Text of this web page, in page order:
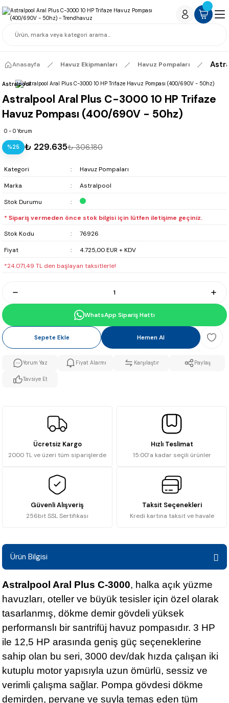
Anasayfa Havuz Ekipmanları Havuz Pompaları
Astralpool
Astralpool Aral Plus C-3000 10 HP Trifaze
Havuz Pompası (400/690V - 50hz)
0 - 0 Yorum
%25 ₺ 229.635₺ 306.180
Kategori
Havuz Pompaları
Marka
Astralpool
Stok Durumu
* Sipariş vermeden önce stok bilgisi için lütfen iletişime geçiniz.
Stok Kodu
76926
Fiyat
4.725,00 EUR + KDV
*24.071,49 TL den başlayan taksitlerle!
WhatsApp Sipariş Hattı
Sepete Ekle Hemen Al
Yorum Yaz Fiyat Alarmı Karşılaştır Paylaş
Tavsiye Et
Ücretsiz Kargo
2000 TL ve üzeri tüm siparişlerde
Hızlı Teslimat
15:00’a kadar seçili ürünler
Güvenli Alışveriş
256bit SSL Sertifikası
Taksit Seçenekleri
Kredi kartına taksit ve havale
Ürün Bilgisi
Astralpool Aral Plus C-3000, halka açık yüzme
havuzları, oteller ve büyük tesisler için özel olarak
tasarlanmış, dökme demir gövdeli yüksek
performanslı bir santrifüj havuz pompasıdır. 3 HP
ile 12,5 HP arasında geniş güç seçeneklerine
sahip olan bu seri, 3000 dev/dak hızda çalışan iki
kutuplu motor yapısıyla uzun ömürlü, sessiz ve
verimli çalışma sağlar. Pompa gövdesi dökme
demirden, pervane ve suyla temas eden tüm